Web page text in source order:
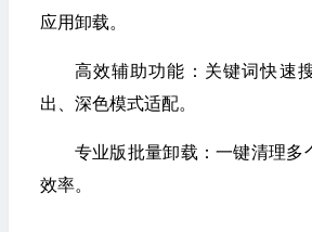
应用卸载。
高效辅助功能：关键词快速
出、深色模式适配。
专业版批量卸载：一键清理多
效率。